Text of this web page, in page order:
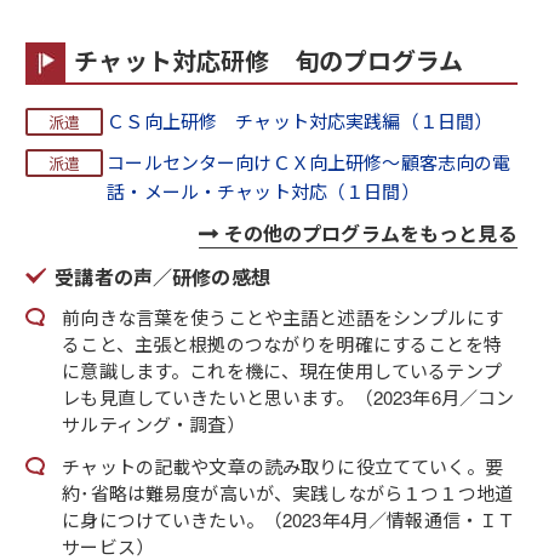
チャット対応研修 旬のプログラム
ＣＳ向上研修 チャット対応実践編（１日間）
コールセンター向けＣＸ向上研修～顧客志向の電
話・メール・チャット対応（１日間）
その他のプログラムをもっと見る
受講者の声／研修の感想
前向きな言葉を使うことや主語と述語をシンプルにす
ること、主張と根拠のつながりを明確にすることを特
に意識します。これを機に、現在使用しているテンプ
レも見直していきたいと思います。（2023年6月／コン
サルティング・調査）
チャットの記載や文章の読み取りに役立てていく。要
約･省略は難易度が高いが、実践しながら１つ１つ地道
に身につけていきたい。（2023年4月／情報通信・ＩＴ
サービス）